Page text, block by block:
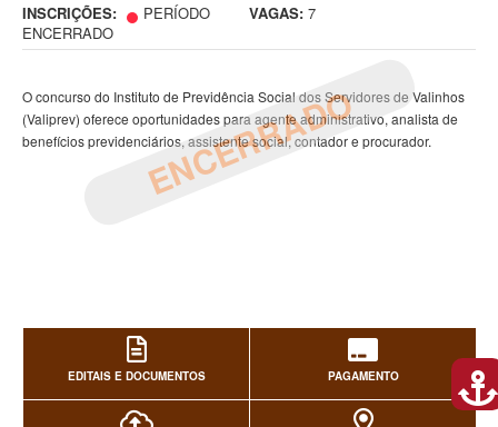
INSCRIÇÕES:
PERÍODO
ENCERRADO
VAGAS: 7
ENCERRADO
O concurso do Instituto de Previdência Social dos Servidores de Valinhos
(Valiprev) oferece oportunidades para agente administrativo, analista de
benefícios previdenciários, assistente social, contador e procurador.
EDITAIS E DOCUMENTOS PAGAMENTO